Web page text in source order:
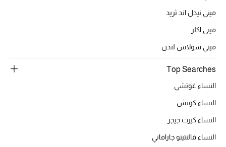
مستحضرات الاستحمام والعناية بالجسم
هدايا
الجمال في بلوميز
ميني نيدل اند ثريد
ميني اكلر
ميني سولاس لندن
Top Searches
النساء غوتشي
النساء كوتش
النساء كيرت جيجر
النساء فالنتينو جارافاني